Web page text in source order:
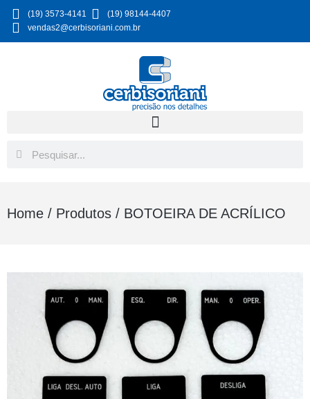
(19) 3573-4141
(19) 98144-4407
vendas2@cerbisoriani.com.br
Home / Produtos / BOTOEIRA DE ACRÍLICO